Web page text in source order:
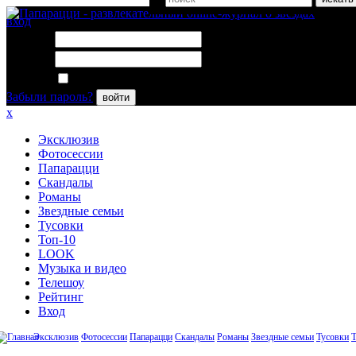
вход
Забыли пароль?
войти
x
Эксклюзив
Фотосессии
Папарацци
Скандалы
Романы
Звездные семьи
Тусовки
Топ-10
LOOK
Музыка и видео
Телешоу
Рейтинг
Вход
Эксклюзив Фотосессии Папарацци Скандалы Романы Звездные семьи Тусовки